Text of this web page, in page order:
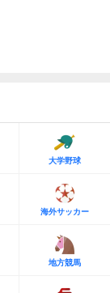
大学野球
海外サッカー
地方競馬